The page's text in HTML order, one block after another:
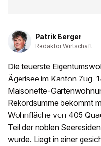
Patrik Berger
Redaktor Wirtschaft
Die teuerste
Ägerisee im Kanton Zug.
Maisonette-
Rekordsumme bekommt
Wohnfläche von 405
Teil der noblen
wurde. Liegt in einer